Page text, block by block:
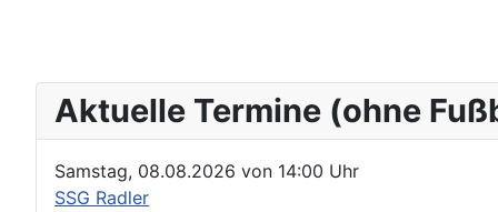
Aktuelle Termine (ohne
Samstag, 08.08.2026 von 14:00 Uhr
SSG Radler